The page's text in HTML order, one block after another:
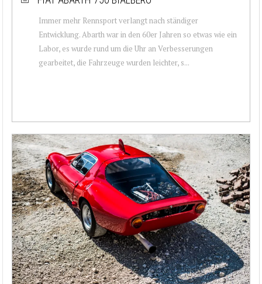
Immer mehr Rennsport verlangt nach ständiger
Entwicklung. Abarth war in den 60er Jahren so etwas wie ein
Labor, es wurde rund um die Uhr an Verbesserungen
gearbeitet, die Fahrzeuge wurden leichter, s...